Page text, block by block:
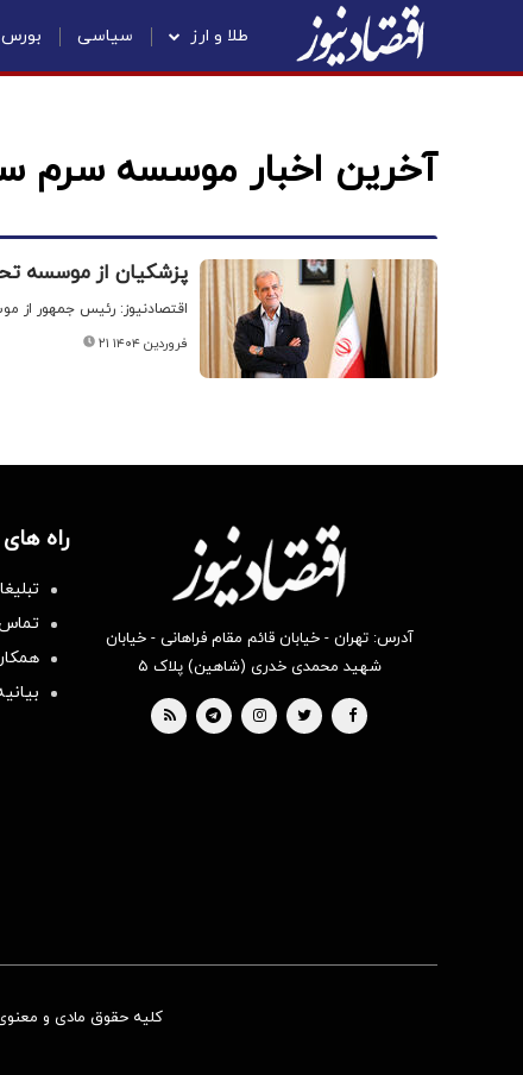
طلا و ارز سیاسی بورس
آخرین اخبار موسسه سرم
پزشکیان از موسسه
اقتصادنیوز: رئیس جمهور از
۲۱ فروردین ۱۴۰۴
آدرس: تهران - خیابان قائم مقام فراهانی - خیابان
شهید محمدی خدری (شاهین) پلاک ۵
راه
تماس
کلیه حقوق مادی و معنوی